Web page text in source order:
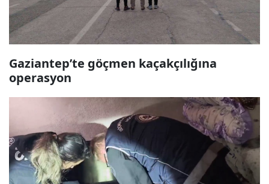
Gaziantep’te göçmen kaçakçılığına
operasyon